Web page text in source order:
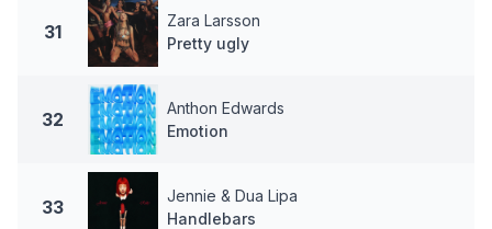
31
Zara Larsson
Pretty ugly
32
Anthon Edwards
Emotion
33
Jennie & Dua Lipa
Handlebars